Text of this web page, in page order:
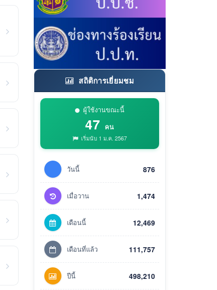
สถิติการเยี่ยมชม
ผู้ใช้งานขณะนี้
47 คน
เริ่มนับ 1 ม.ค. 2567
วันนี้ 876
เมื่อวาน 1,474
เดือนนี้ 12,469
เดือนที่แล้ว 111,757
ปีนี้ 498,210